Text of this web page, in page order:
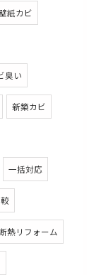
紙カビ
臭い
新築カビ
一括対応
熱リフォーム